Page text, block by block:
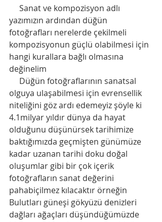
yazımızın ardından düğün
fotoğrafları nerelerde çekilmeli
kompozisyonun güçlü olabilmesi için
hangi kurallara bağlı olmasına
değinelim
olguya ulaşabilmesi için evrensellik
niteliğini göz ardı edemeyiz şöyle ki
4.1milyar yıldır dünya da hayat
olduğunu düşünürsek tarihimize
baktığımızda geçmişten günümüze
kadar uzanan tarihi doku doğal
oluşumlar gibi bir çok içerik
fotoğrafların sanat değerini
pahabiçilmez kılacaktır örneğin
Bulutları güneşi gökyüzü denizleri
dağları ağaçları düşündüğümüzde